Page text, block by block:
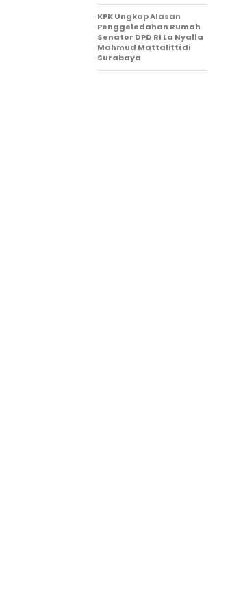
KPK Ungkap Alasan
Penggeledahan Rumah
Senator DPD RI La Nyalla
Mahmud Mattalitti di
Surabaya